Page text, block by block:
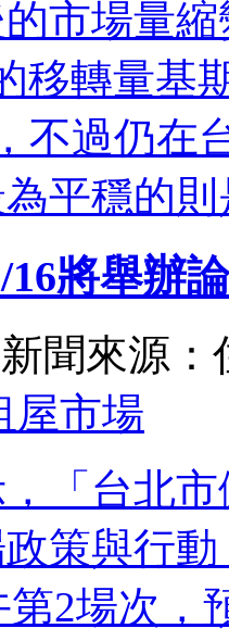
市場量
移轉量基
不過仍在
平穩的
16將舉辦
新聞來源：
屋市場
「台北
策與行
2場次，